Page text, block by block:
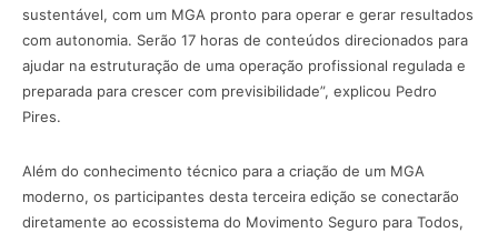
sustentável, com um MGA pronto para operar e gerar resultados
com autonomia. Serão 17 horas de conteúdos direcionados para
ajudar na estruturação de uma operação profissional regulada e
preparada para crescer com previsibilidade”, explicou Pedro
Pires.
Além do conhecimento técnico para a criação de um MGA
moderno, os participantes desta terceira edição se conectarão
diretamente ao ecossistema do Movimento Seguro para Todos,